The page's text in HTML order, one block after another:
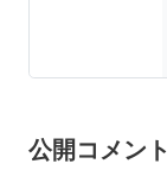
公開コメン